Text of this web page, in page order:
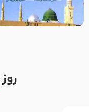
زیارت پیامبر اکرم صلی الله
آله در روز شنبه با نوای علی